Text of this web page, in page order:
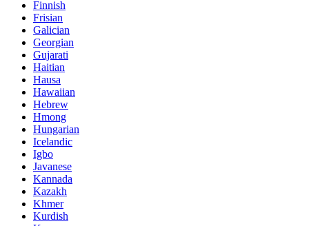
Finnish
Frisian
Galician
Georgian
Gujarati
Haitian
Hausa
Hawaiian
Hebrew
Hmong
Hungarian
Icelandic
Igbo
Javanese
Kannada
Kazakh
Khmer
Kurdish